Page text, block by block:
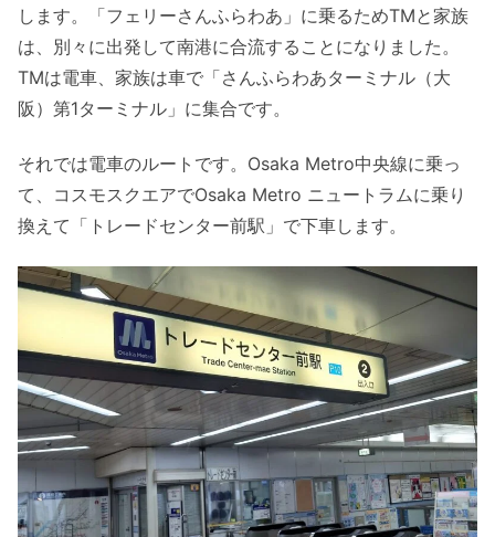
します。「フェリーさんふらわあ」に乗るためTMと家族
は、別々に出発して南港に合流することになりました。
TMは電車、家族は車で「さんふらわあターミナル（大
阪）第1ターミナル」に集合です。
それでは電車のルートです。Osaka Metro中央線に乗っ
て、コスモスクエアでOsaka Metro ニュートラムに乗り
換えて「トレードセンター前駅」で下車します。